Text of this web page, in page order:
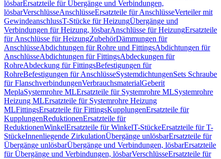
lösbarErsatzteile für Übergänge und Verbindungen,
lösbarVerschlüsseAnschlüsseErsatzteile für AnschlüsseVerteiler mit
GewindeanschlussT-Stücke für HeizungÜbergänge und
Verbindungen für Heizung, lösbarAnschlüsse für HeizungErsatzteile
für Anschlüsse für HeizungZubehörDämmungen für
AnschlüsseAbdichtungen für Rohre und FittingsAbdichtungen für
AnschlüsseAbdichtungen für FittingsAbdeckungen für
RohreAbdeckung für FittingsBefestigungen für
RohreBefestigungen für AnschlüsseSystemdichtungenSets Schraube
für FlanschverbindungenVerbrauchsmaterialGeberit
MeplaSystemrohre MLErsatzteile für Systemrohre MLSystemrohre
Heizung MLErsatzteile für Systemrohre Heizung
MLFittingsErsatzteile für FittingsKupplungenErsatzteile für
KupplungenReduktionenErsatzteile für
ReduktionenWinkelErsatzteile für WinkelT-StückeErsatzteile für T-
StückeInnenliegende ZirkulationÜbergänge unlösbarErsatzteile für
Übergänge unlösbarÜbergänge und Verbindungen, lösbarErsatzteile
für Übergänge und Verbindungen, lösbarVerschlüsseErsatzteile für